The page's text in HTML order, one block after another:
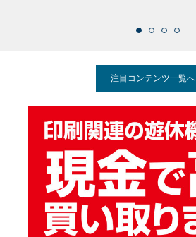
注目コンテンツ一覧へ